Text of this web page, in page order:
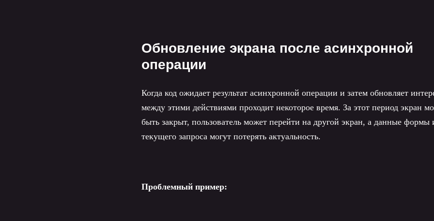
Обновление экрана после асинхронной
операции
Когда код ожидает результат асинхронной операции и затем обновляет
между этими действиями проходит некоторое время. За этот период экран
быть закрыт, пользователь может перейти на другой экран, а данные формы
текущего запроса могут потерять актуальность.
Проблемный пример: